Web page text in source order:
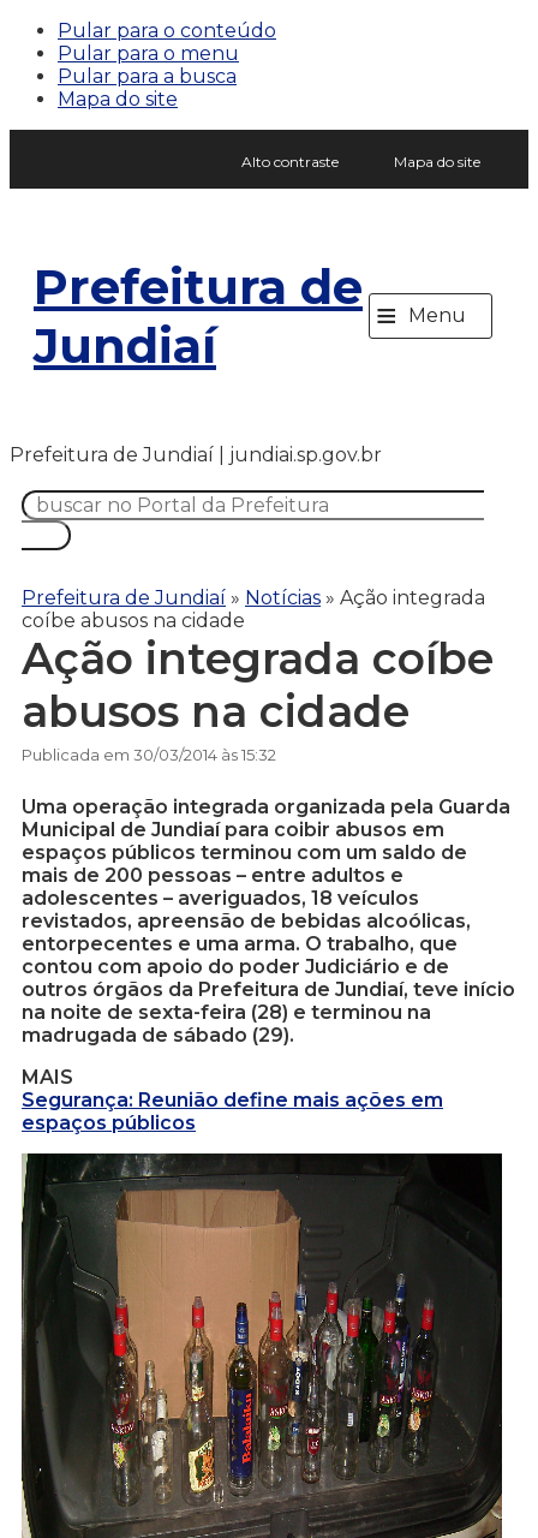
Pular para o conteúdo
Pular para o menu
Pular para a busca
Mapa do site
Alto contraste Mapa do site
Prefeitura de
Jundiaí
≡ Menu
Prefeitura de Jundiaí | jundiai.sp.gov.br
Prefeitura de Jundiaí » Notícias » Ação integrada
coíbe abusos na cidade
Ação integrada coíbe
abusos na cidade
Publicada em 30/03/2014 às 15:32
Uma operação integrada organizada pela Guarda
Municipal de Jundiaí para coibir abusos em
espaços públicos terminou com um saldo de
mais de 200 pessoas – entre adultos e
adolescentes – averiguados, 18 veículos
revistados, apreensão de bebidas alcoólicas,
entorpecentes e uma arma. O trabalho, que
contou com apoio do poder Judiciário e de
outros órgãos da Prefeitura de Jundiaí, teve início
na noite de sexta-feira (28) e terminou na
madrugada de sábado (29).
MAIS
Segurança: Reunião define mais ações em
espaços públicos